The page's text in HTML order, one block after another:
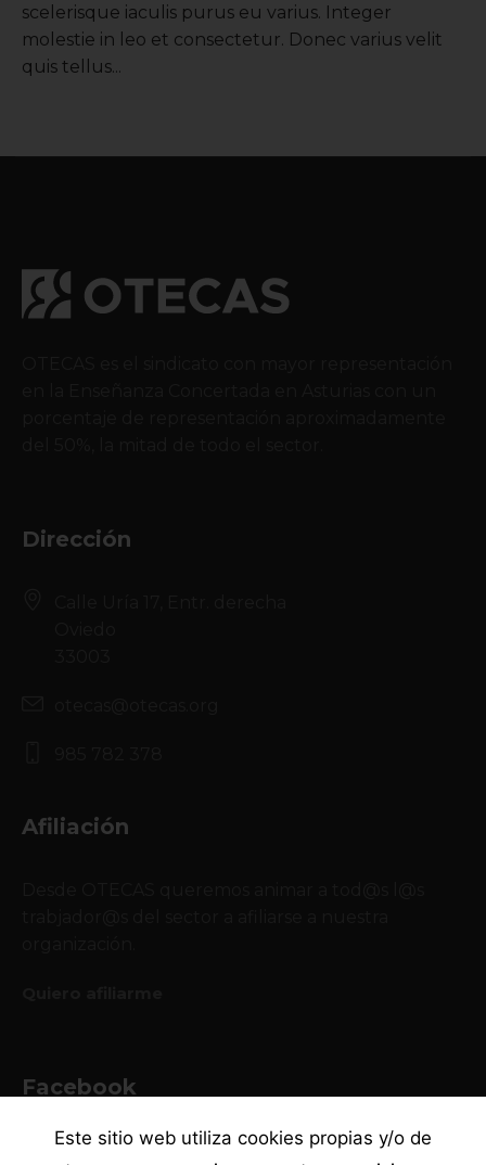
scelerisque iaculis purus eu varius. Integer
molestie in leo et consectetur. Donec varius velit
quis tellus...
Dirección
Afiliación
Facebook
Este sitio web utiliza cookies propias y/o de